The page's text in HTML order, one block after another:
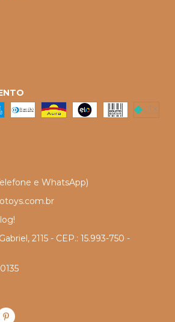
e WhatsApp)
2115 - CEP.: 15.993-750 -